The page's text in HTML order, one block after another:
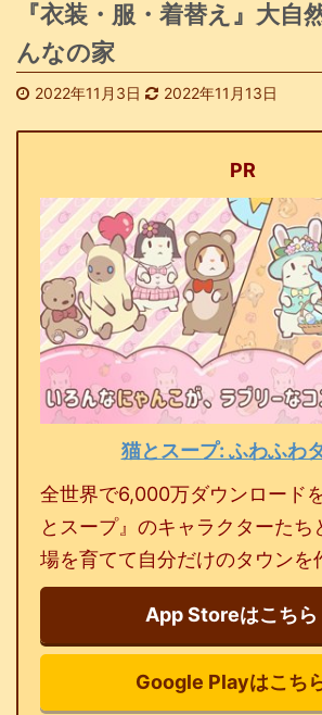
『衣装・服・着替え』大自
んなの家
2022年11月3日 2022年11月13日
PR
猫とスープ: ふわふわ
全世界で6,000万ダウンロード
とスープ』のキャラクターたち
場を育てて自分だけのタウンを
App Storeはこちら
Google Playはこち